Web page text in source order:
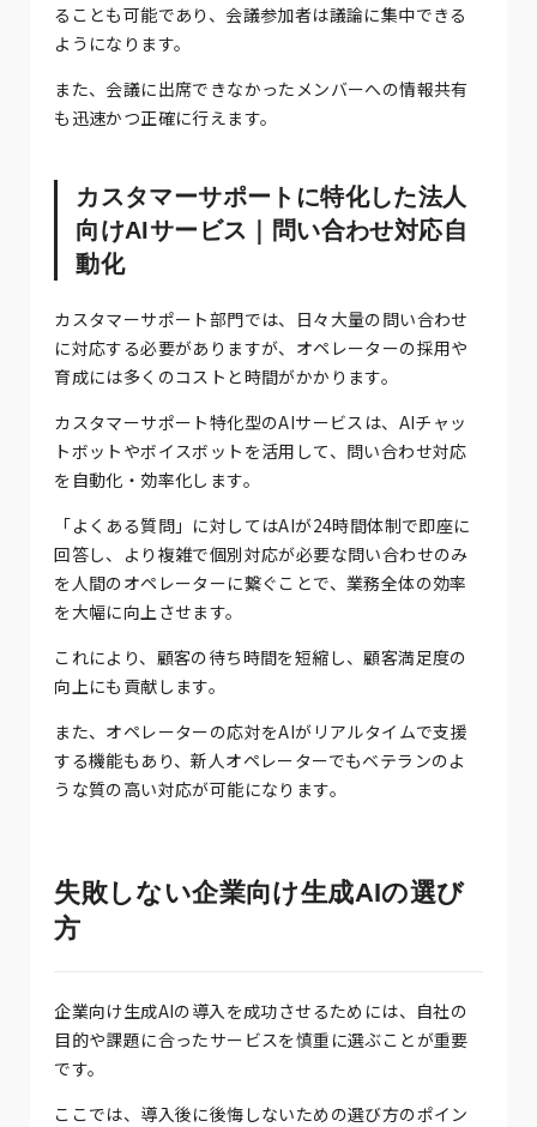
ることも可能であり、会議参加者は議論に集中できる
ようになります。
また、会議に出席できなかったメンバーへの情報共有
も迅速かつ正確に行えます。
カスタマーサポートに特化した法人
向けAIサービス｜問い合わせ対応自
動化
カスタマーサポート部門では、日々大量の問い合わせ
に対応する必要がありますが、オペレーターの採用や
育成には多くのコストと時間がかかります。
カスタマーサポート特化型のAIサービスは、AIチャッ
トボットやボイスボットを活用して、問い合わせ対応
を自動化・効率化します。
「よくある質問」に対してはAIが24時間体制で即座に
回答し、より複雑で個別対応が必要な問い合わせのみ
を人間のオペレーターに繋ぐことで、業務全体の効率
を大幅に向上させます。
これにより、顧客の待ち時間を短縮し、顧客満足度の
向上にも貢献します。
また、オペレーターの応対をAIがリアルタイムで支援
する機能もあり、新人オペレーターでもベテランのよ
うな質の高い対応が可能になります。
失敗しない企業向け生成AIの選び
方
企業向け生成AIの導入を成功させるためには、自社の
目的や課題に合ったサービスを慎重に選ぶことが重要
です。
ここでは、導入後に後悔しないための選び方のポイン